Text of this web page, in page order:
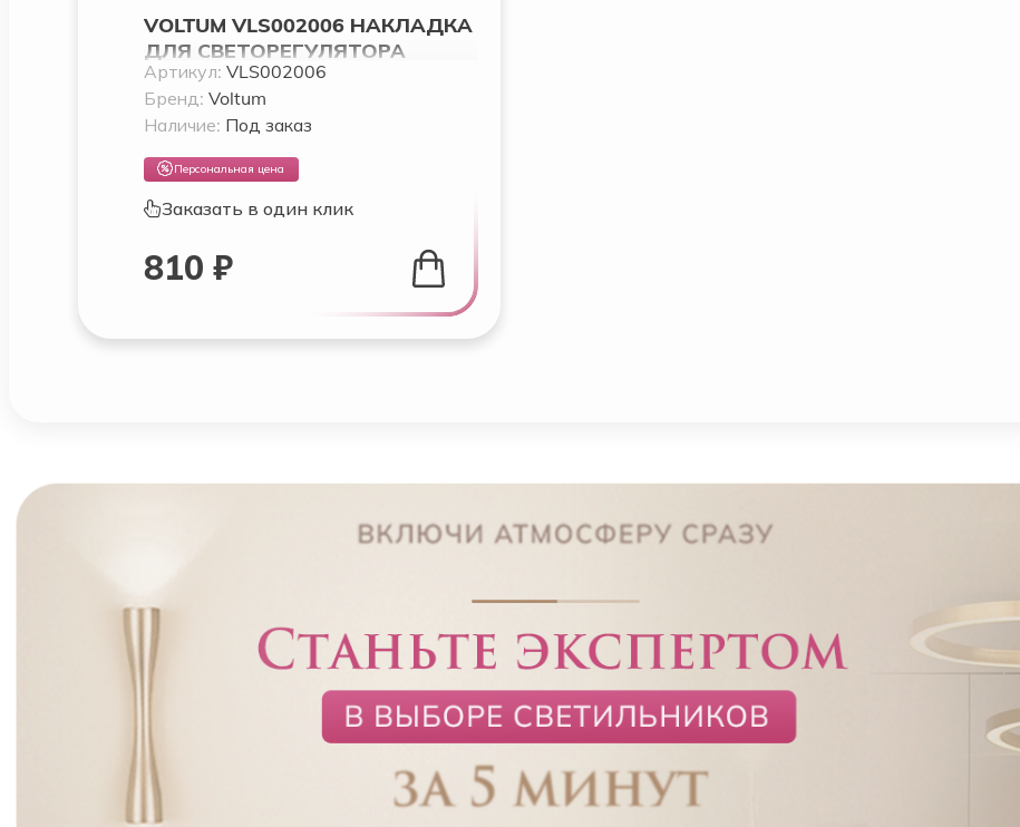
VOLTUM VLS002006 НАКЛАДКА
ДЛЯ СВЕТОРЕГУЛЯТОРА
ПОВОРОТНО-НАЖИМНОГО,
S70 (ТИТАН)
Артикул: VLS002006
Бренд: Voltum
Наличие: Под заказ
Персональная цена
Заказать в один клик
810 ₽